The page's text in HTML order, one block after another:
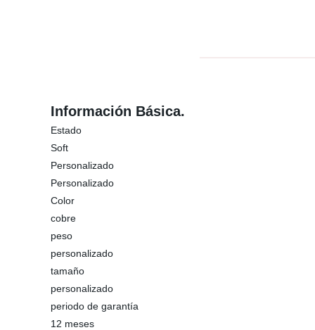
Información Básica.
Estado
Soft
Personalizado
Personalizado
Color
cobre
peso
personalizado
tamaño
personalizado
periodo de garantía
12 meses